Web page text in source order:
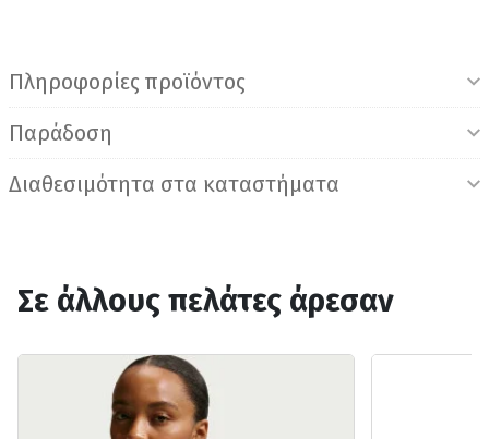
Πληροφορίες προϊόντος
Παράδοση
Διαθεσιμότητα στα καταστήματα
Σε άλλους πελάτες άρεσαν